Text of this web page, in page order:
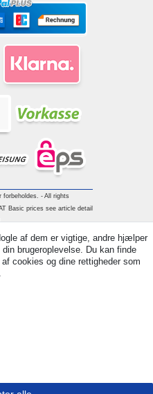
forbeholdes. - All rights
Basic prices see article detail
af dem er vigtige, andre hjælper
brugeroplevelse. Du kan finde
cookies og dine rettigheder som
here Kontakt